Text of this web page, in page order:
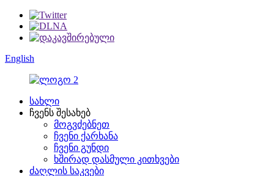
English
სახლი
ჩვენს შესახებ
მოგვძებნეთ
ჩვენი ქარხანა
ჩვენი გუნდი
ხშირად დასმული კითხვები
ძაღლის საკვები